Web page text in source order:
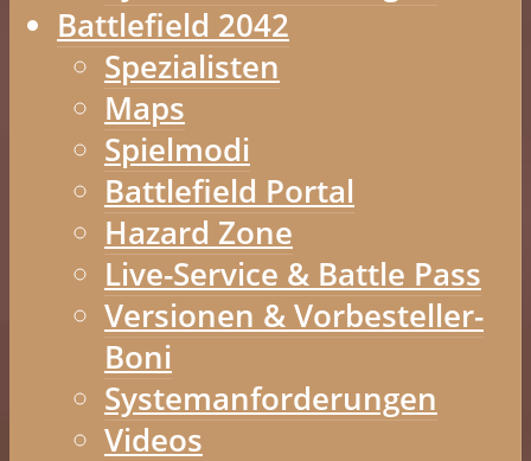
Battlefield 2042
Spezialisten
Maps
Spielmodi
Battlefield Portal
Hazard Zone
Live-Service & Battle Pass
Versionen & Vorbesteller-
Boni
Systemanforderungen
Videos